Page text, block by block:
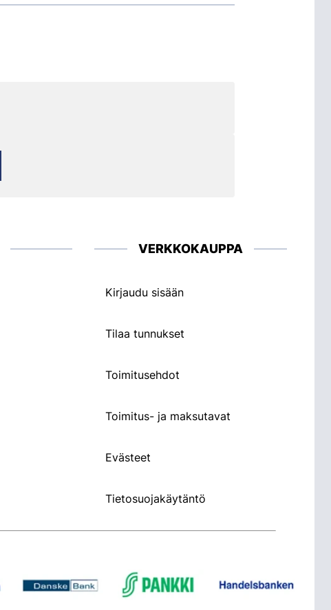
VERKKOKAUPPA
Kirjaudu sisään
Tilaa tunnukset
Toimitusehdot
Toimitus- ja maksutavat
Evästeet
Tietosuojakäytäntö